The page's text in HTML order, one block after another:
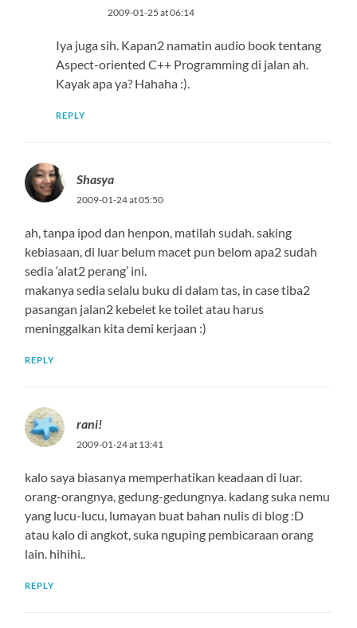
2009-01-25 at 06:14
Iya juga sih. Kapan2 namatin audio book tentang
Aspect-oriented C++ Programming di jalan ah.
Kayak apa ya? Hahaha :).
REPLY
Shasya
2009-01-24 at 05:50
ah, tanpa ipod dan henpon, matilah sudah. saking
kebiasaan, di luar belum macet pun belom apa2 sudah
sedia ‘alat2 perang’ ini.
makanya sedia selalu buku di dalam tas, in case tiba2
pasangan jalan2 kebelet ke toilet atau harus
meninggalkan kita demi kerjaan :)
REPLY
rani!
2009-01-24 at 13:41
kalo saya biasanya memperhatikan keadaan di luar.
orang-orangnya, gedung-gedungnya. kadang suka nemu
yang lucu-lucu, lumayan buat bahan nulis di blog :D
atau kalo di angkot, suka nguping pembicaraan orang
lain. hihihi..
REPLY